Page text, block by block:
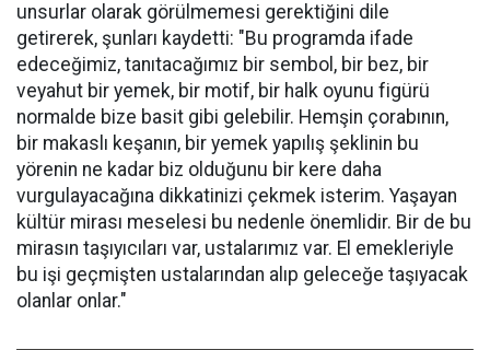
unsurlar olarak görülmemesi gerektiğini dile
getirerek, şunları kaydetti: "Bu programda ifade
edeceğimiz, tanıtacağımız bir sembol, bir bez, bir
veyahut bir yemek, bir motif, bir halk oyunu figürü
normalde bize basit gibi gelebilir. Hemşin çorabının,
bir makaslı keşanın, bir yemek yapılış şeklinin bu
yörenin ne kadar biz olduğunu bir kere daha
vurgulayacağına dikkatinizi çekmek isterim. Yaşayan
kültür mirası meselesi bu nedenle önemlidir. Bir de bu
mirasın taşıyıcıları var, ustalarımız var. El emekleriyle
bu işi geçmişten ustalarından alıp geleceğe taşıyacak
olanlar onlar."